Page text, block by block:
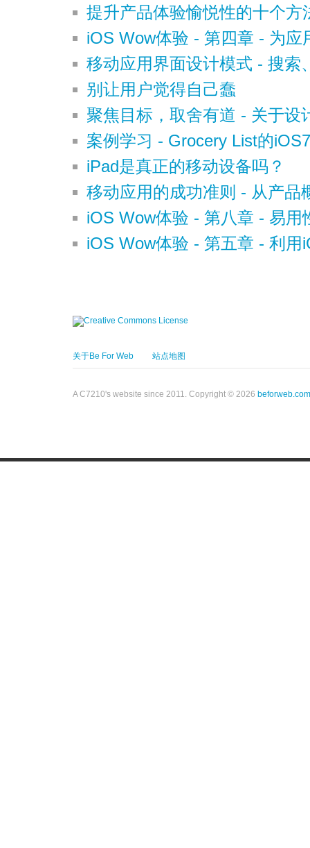
提升产品体验愉悦性的十个方
iOS Wow体验 - 第四章 - 为应
移动应用界面设计模式 - 搜索
别让用户觉得自己蠢
聚焦目标，取舍有道 - 关于设
案例学习 - Grocery List的
iPad是真正的移动设备吗？
移动应用的成功准则 - 从产品
iOS Wow体验 - 第八章 - 易用
iOS Wow体验 - 第五章 - 利
关于Be For Web 站点地图
A C7210's website since 2011. Copyright © 2026 beforweb.com